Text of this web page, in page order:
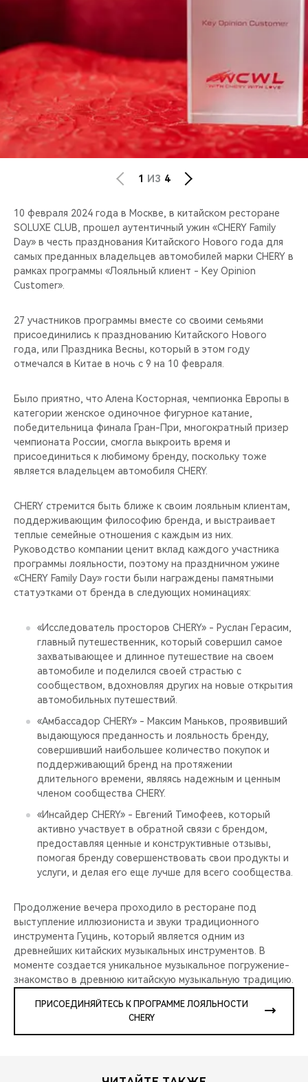
НАШИ МЕРОПРИЯТИЯ
ВИДЕООБЗОРЫ
CHERY ДЛЯ ДЕТЕЙ
1 ИЗ 4
10 февраля 2024 года в Москве, в китайском ресторане
SOLUXE CLUB, прошел аутентичный ужин «CHERY Family
Day» в честь празднования Китайского Нового года для
самых преданных владельцев автомобилей марки CHERY в
рамках программы «Лояльный клиент - Key Opinion
Customer».
27 участников программы вместе со своими семьями
присоединились к празднованию Китайского Нового
года, или Праздника Весны, который в этом году
отмечался в Китае в ночь с 9 на 10 февраля.
Было приятно, что Алена Косторная, чемпионка Европы в
категории женское одиночное фигурное катание,
победительница финала Гран-При, многократный призер
чемпионата России, смогла выкроить время и
присоединиться к любимому бренду, поскольку тоже
является владельцем автомобиля CHERY.
CHERY стремится быть ближе к своим лояльным клиентам,
поддерживающим философию бренда, и выстраивает
теплые семейные отношения с каждым из них.
Руководство компании ценит вклад каждого участника
программы лояльности, поэтому на праздничном ужине
«CHERY Family Day» гости были награждены памятными
статуэтками от бренда в следующих номинациях:
«Исследователь просторов CHERY» - Руслан Герасим,
главный путешественник, который совершил самое
захватывающее и длинное путешествие на своем
автомобиле и поделился своей страстью с
сообществом, вдохновляя других на новые открытия
автомобильных путешествий.
«Амбассадор CHERY» - Максим Маньков, проявивший
выдающуюся преданность и лояльность бренду,
совершивший наибольшее количество покупок и
поддерживающий бренд на протяжении
длительного времени, являясь надежным и ценным
членом сообщества CHERY.
«Инсайдер CHERY» - Евгений Тимофеев, который
активно участвует в обратной связи с брендом,
предоставляя ценные и конструктивные отзывы,
помогая бренду совершенствовать свои продукты и
услуги, и делая его еще лучше для всего сообщества.
Продолжение вечера проходило в ресторане под
выступление иллюзиониста и звуки традиционного
инструмента Гуцинь, который является одним из
древнейших китайских музыкальных инструментов. В
моменте создается уникальное музыкальное погружение-
знакомство в древнюю китайскую музыкальную традицию.
ПРИСОЕДИНЯЙТЕСЬ К ПРОГРАММЕ ЛОЯЛЬНОСТИ
CHERY